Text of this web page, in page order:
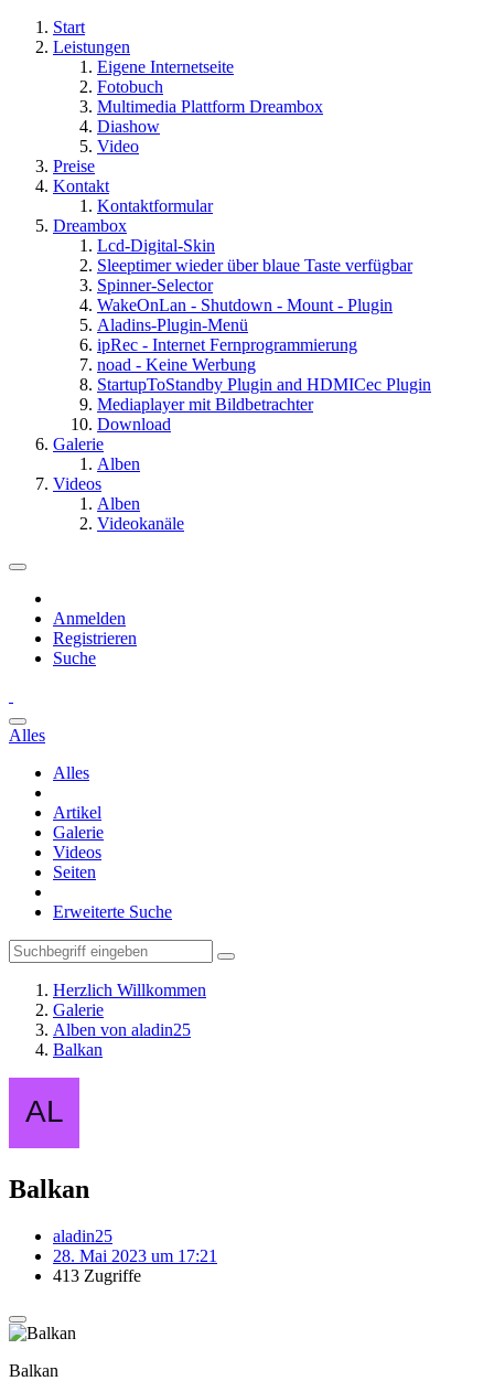
Start
Leistungen
Eigene Internetseite
Fotobuch
Multimedia Plattform Dreambox
Diashow
Video
Preise
Kontakt
Kontaktformular
Dreambox
Lcd-Digital-Skin
Sleeptimer wieder über blaue Taste verfügbar
Spinner-Selector
WakeOnLan - Shutdown - Mount - Plugin
Aladins-Plugin-Menü
ipRec - Internet Fernprogrammierung
noad - Keine Werbung
StartupToStandby Plugin and HDMICec Plugin
Mediaplayer mit Bildbetrachter
Download
Galerie
Alben
Videos
Alben
Videokanäle
Anmelden
Registrieren
Suche
Alles
Alles
Artikel
Galerie
Videos
Seiten
Erweiterte Suche
Herzlich Willkommen
Galerie
Alben von aladin25
Balkan
Balkan
aladin25
28. Mai 2023 um 17:21
413 Zugriffe
Balkan